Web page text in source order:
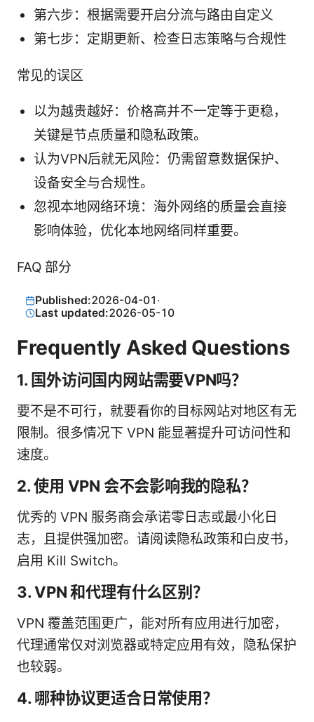
第六步：根据需要开启分流与路由自定义
第七步：定期更新、检查日志策略与合规性
常见的误区
以为越贵越好：价格高并不一定等于更稳，
关键是节点质量和隐私政策。
认为VPN后就无风险：仍需留意数据保护、
设备安全与合规性。
忽视本地网络环境：海外网络的质量会直接
影响体验，优化本地网络同样重要。
FAQ 部分
Published:2026-04-01 ·
Last updated:2026-05-10
Frequently Asked Questions
1. 国外访问国内网站需要VPN吗？
要不是不可行，就要看你的目标网站对地区有无
限制。很多情况下 VPN 能显著提升可访问性和
速度。
2. 使用 VPN 会不会影响我的隐私？
优秀的 VPN 服务商会承诺零日志或最小化日
志，且提供强加密。请阅读隐私政策和白皮书，
启用 Kill Switch。
3. VPN 和代理有什么区别？
VPN 覆盖范围更广，能对所有应用进行加密，
代理通常仅对浏览器或特定应用有效，隐私保护
也较弱。
4. 哪种协议更适合日常使用？